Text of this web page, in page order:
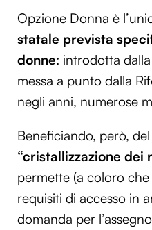
Opzione Donna è
statale prevista
donne: introdotta
messa a punto dalla
negli anni, numerose
Beneficiando, però,
“cristallizzazione dei
permette (a coloro
requisiti di accesso in
domanda per